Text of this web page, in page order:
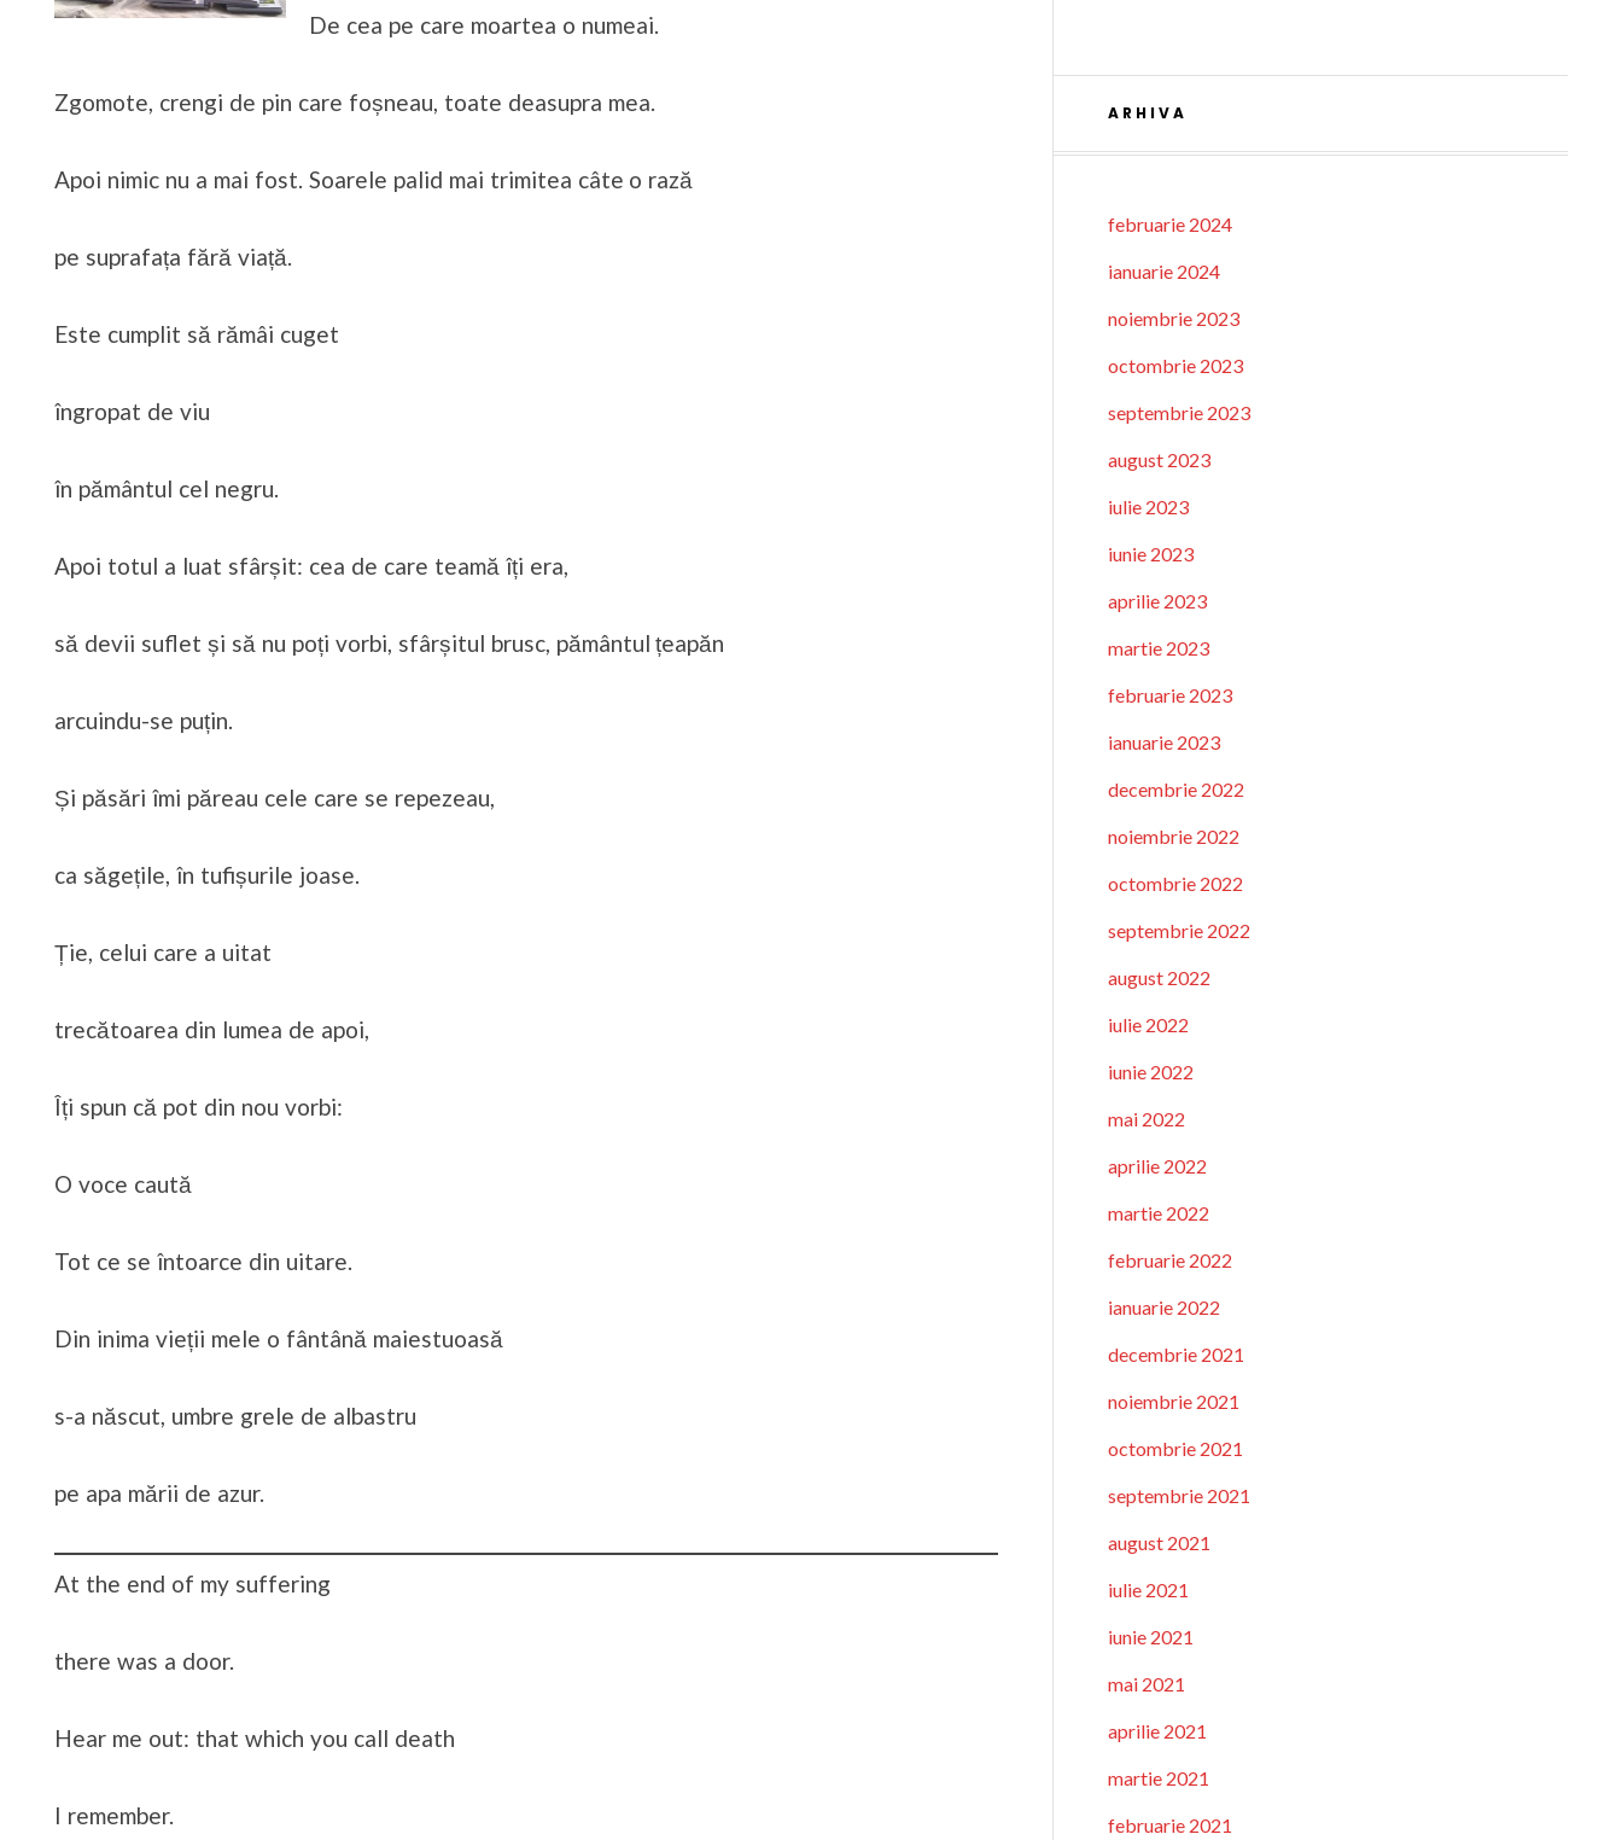
De cea pe care moartea o numeai.
Zgomote, crengi de pin care foșneau, toate deasupra mea.
Apoi nimic nu a mai fost. Soarele palid mai trimitea câte o rază
pe suprafața fără viață.
Este cumplit să rămâi cuget
îngropat de viu
în pământul cel negru.
Apoi totul a luat sfârșit: cea de care teamă îți era,
să devii suflet și să nu poți vorbi, sfârșitul brusc, pământul țeapăn
arcuindu-se puțin.
Și păsări îmi păreau cele care se repezeau,
ca săgețile, în tufișurile joase.
Ție, celui care a uitat
trecătoarea din lumea de apoi,
Îți spun că pot din nou vorbi:
O voce caută
Tot ce se întoarce din uitare.
Din inima vieții mele o fântână maiestuoasă
s-a născut, umbre grele de albastru
pe apa mării de azur.
At the end of my suffering
there was a door.
Hear me out: that which you call death
I remember.
ARHIVA
februarie 2024
ianuarie 2024
noiembrie 2023
octombrie 2023
septembrie 2023
august 2023
iulie 2023
iunie 2023
aprilie 2023
martie 2023
februarie 2023
ianuarie 2023
decembrie 2022
noiembrie 2022
octombrie 2022
septembrie 2022
august 2022
iulie 2022
iunie 2022
mai 2022
aprilie 2022
martie 2022
februarie 2022
ianuarie 2022
decembrie 2021
noiembrie 2021
octombrie 2021
septembrie 2021
august 2021
iulie 2021
iunie 2021
mai 2021
aprilie 2021
martie 2021
februarie 2021